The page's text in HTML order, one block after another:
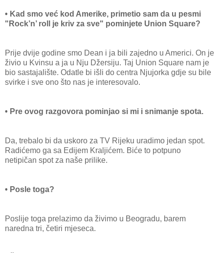
• Kad smo već kod Amerike, primetio sam da u pesmi
"Rock’n’ roll je kriv za sve" pominjete Union Square?
Prije dvije godine smo Dean i ja bili zajedno u Americi. On je
živio u Kvinsu a ja u Nju Džersiju. Taj Union Square nam je
bio sastajalište. Odatle bi išli do centra Njujorka gdje su bile
svirke i sve ono što nas je interesovalo.
• Pre ovog razgovora pominjao si mi i snimanje spota.
Da, trebalo bi da uskoro za TV Rijeku uradimo jedan spot.
Radićemo ga sa Edijem Kraljićem. Biće to potpuno
netipičan spot za naše prilike.
• Posle toga?
Poslije toga prelazimo da živimo u Beogradu, barem
naredna tri, četiri mjeseca.